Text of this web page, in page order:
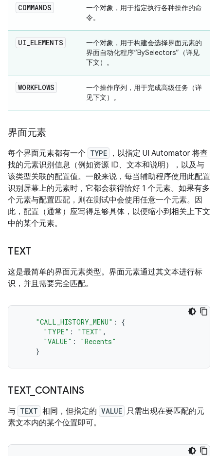
COMMANDS
一个对象，用于指定执行各种操作的命
令。
UI_ELEMENTS
一个对象，用于构建会选择界面元素的
界面自动化程序“BySelectors”（详见
下文）。
WORKFLOWS
一个操作序列，用于完成高级任务（详
见下文）。
界面元素
每个界面元素都有一个 TYPE
，以指定 UI Automator 将查
找的元素识别信息（例如资源 ID、文本和说明），以及与
该类型关联的配置值。一般来说，每当辅助程序使用此配置
识别屏幕上的元素时，它都会获得恰好 1 个元素。如果有多
个元素与配置匹配，则在测试中会使用任意一个元素。因
此，配置（通常）应写得足够具体，以便缩小到相关上下文
中的某个元素。
TEXT
这是最简单的界面元素类型。界面元素通过其文本进行标
识，并且需要完全匹配。
"CALL_HISTORY_MENU" :
{
"TYPE" : "TEXT" ,
"VALUE" :
"Recents"
}
TEXT_ CONTAINS
与 TEXT 相同，但指定的 VALUE 只需出现在要匹配的元
素文本内的某个位置即可。